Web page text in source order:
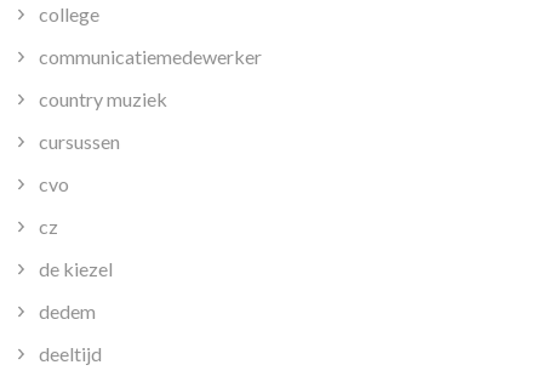
college
communicatiemedewerker
country muziek
cursussen
cvo
cz
de kiezel
dedem
deeltijd